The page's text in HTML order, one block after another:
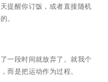
提醒你订饭，或者直接随机
。
一段时间就放弃了。就我个
而是把运动作为过程。